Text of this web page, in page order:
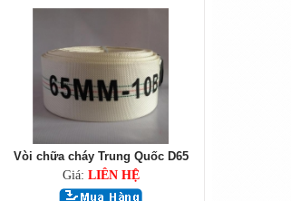
Vòi chữa cháy Trung Quốc D65
Giá: LIÊN HỆ